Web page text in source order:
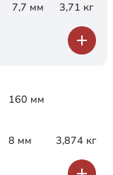
7,7 мм 3,71 кг
160 мм
8 мм 3,874 кг